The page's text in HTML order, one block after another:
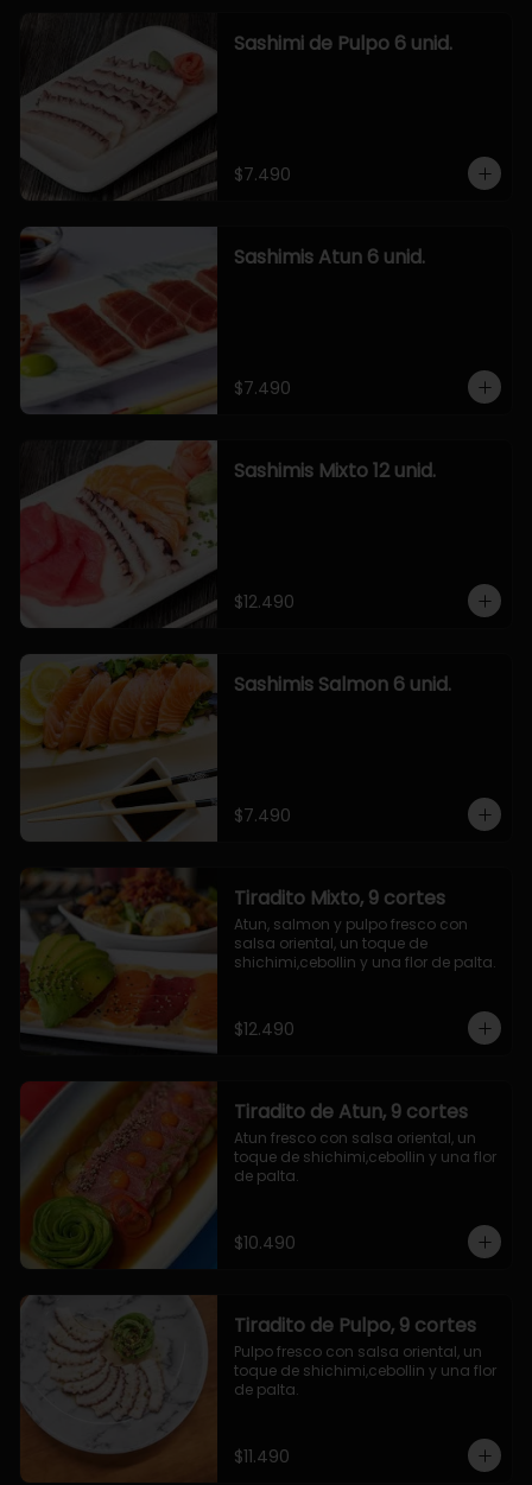
Sashimi de Pulpo 6 unid.
$7.490
Sashimis Atun 6 unid.
$7.490
Sashimis Mixto 12 unid.
$12.490
Sashimis Salmon 6 unid.
$7.490
Tiradito Mixto, 9 cortes
Atun, salmon y pulpo fresco con
salsa oriental, un toque de
shichimi,cebollin y una flor de palta.
$12.490
Tiradito de Atun, 9 cortes
Atun fresco con salsa oriental, un
toque de shichimi,cebollin y una flor
de palta.
$10.490
Tiradito de Pulpo, 9 cortes
Pulpo fresco con salsa oriental, un
toque de shichimi,cebollin y una flor
de palta.
$11.490